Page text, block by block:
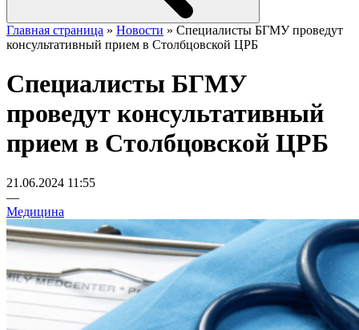
Главная страница » Новости » Специалисты БГМУ проведут
консультативный прием в Столбцовской ЦРБ
Специалисты БГМУ
проведут консультативный
прием в Столбцовской ЦРБ
21.06.2024 11:55
—
Медицина